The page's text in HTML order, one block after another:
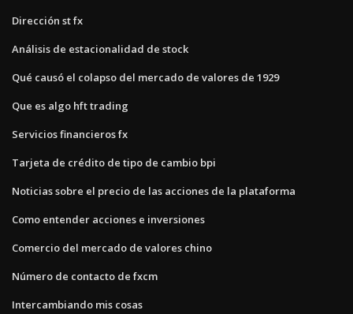
Dirección st fx
Análisis de estacionalidad de stock
Qué causó el colapso del mercado de valores de 1929
Que es algo hft trading
Servicios financieros fx
Tarjeta de crédito de tipo de cambio bpi
Noticias sobre el precio de las acciones de la plataforma
Como entender acciones e inversiones
Comercio del mercado de valores chino
Número de contacto de fxcm
Intercambiando mis cosas